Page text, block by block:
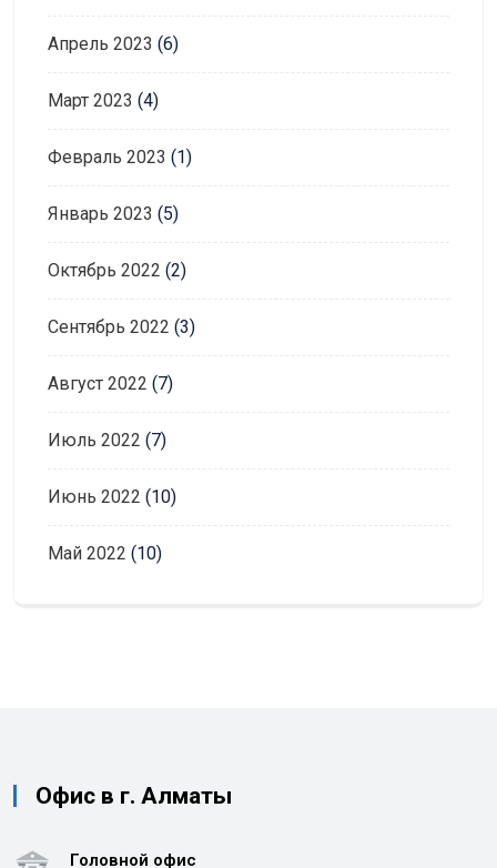
Апрель 2023 (6)
Март 2023 (4)
Февраль 2023 (1)
Январь 2023 (5)
Октябрь 2022 (2)
Сентябрь 2022 (3)
Август 2022 (7)
Июль 2022 (7)
Июнь 2022 (10)
Май 2022 (10)
Офис в г. Алматы
Головной офис